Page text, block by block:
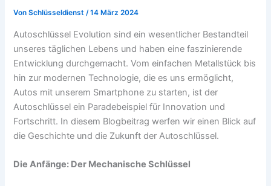
VonSchlüsseldienst/14 März 2024
Autoschlüssel Evolution sind ein wesentlicher Bestandteil
unseres täglichen Lebens und haben eine faszinierende
Entwicklung durchgemacht. Vom einfachen Metallstück bis
hin zur modernen Technologie, die es uns ermöglicht,
Autos mit unserem Smartphone zu starten, ist der
Autoschlüssel ein Paradebeispiel für Innovation und
Fortschritt. In diesem Blogbeitrag werfen wir einen Blick auf
die Geschichte und die Zukunft der Autoschlüssel.
Die Anfänge: Der Mechanische Schlüssel